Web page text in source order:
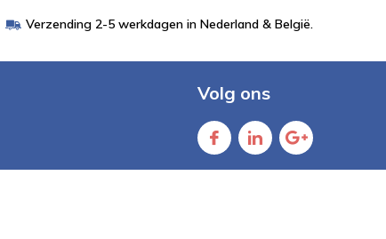
Verzending 2-5 werkdagen in Nederland & België.
Volg ons